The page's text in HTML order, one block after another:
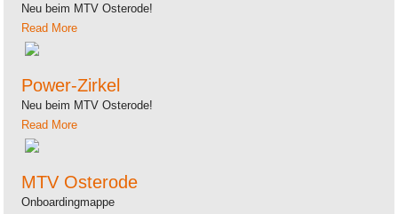
Neu beim MTV Osterode!
Read More
Power-Zirkel
Neu beim MTV Osterode!
Read More
MTV Osterode
Onboardingmappe